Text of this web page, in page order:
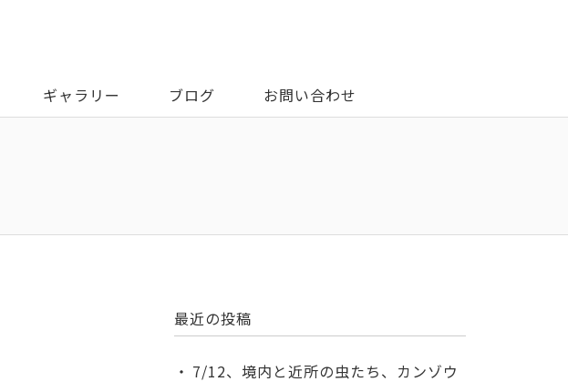
ギャラリー ブログ お問い合わせ
最近の投稿
7/12、境内と近所の虫たち、カンゾウ